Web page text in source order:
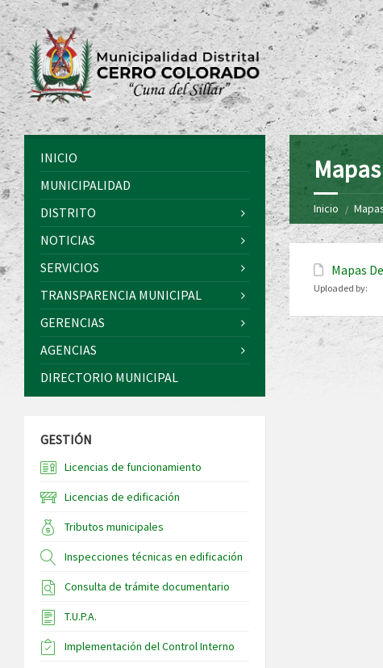
Inicio
Mapas
Uploaded by:
INICIO
MUNICIPALIDAD
DISTRITO
NOTICIAS
SERVICIOS
TRANSPARENCIA MUNICIPAL
GERENCIAS
AGENCIAS
DIRECTORIO MUNICIPAL
GESTIÓN
Licencias de funcionamiento
Licencias de edificación
Tributos municipales
Inspecciones técnicas en edificación
Consulta de trámite documentario
T.U.P.A.
Implementación del Control Interno